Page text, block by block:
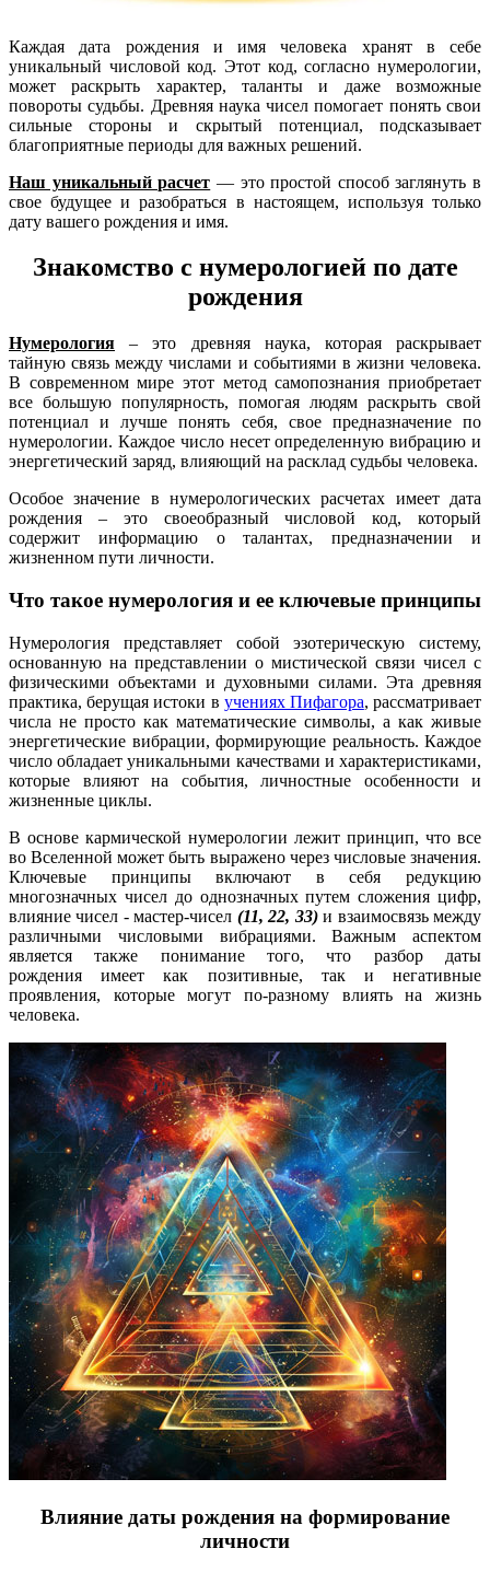
Каждая дата рождения и имя человека хранят в себе
уникальный числовой код. Этот код, согласно нумерологии,
может раскрыть характер, таланты и даже возможные
повороты судьбы. Древняя наука чисел помогает понять свои
сильные стороны и скрытый потенциал, подсказывает
благоприятные периоды для важных решений.
Наш уникальный расчет — это простой способ заглянуть в
свое будущее и разобраться в настоящем, используя только
дату вашего рождения и имя.
Знакомство с нумерологией по дате
рождения
Нумерология – это древняя наука, которая раскрывает
тайную связь между числами и событиями в жизни человека.
В современном мире этот метод самопознания приобретает
все большую популярность, помогая людям раскрыть свой
потенциал и лучше понять себя, свое предназначение по
нумерологии. Каждое число несет определенную вибрацию и
энергетический заряд, влияющий на расклад судьбы человека.
Особое значение в нумерологических расчетах имеет дата
рождения – это своеобразный числовой код, который
содержит информацию о талантах, предназначении и
жизненном пути личности.
Что такое нумерология и ее ключевые принципы
Нумерология представляет собой эзотерическую систему,
основанную на представлении о мистической связи чисел с
физическими объектами и духовными силами. Эта древняя
практика, берущая истоки в учениях Пифагора, рассматривает
числа не просто как математические символы, а как живые
энергетические вибрации, формирующие реальность. Каждое
число обладает уникальными качествами и характеристиками,
которые влияют на события, личностные особенности и
жизненные циклы.
В основе кармической нумерологии лежит принцип, что все
во Вселенной может быть выражено через числовые значения.
Ключевые принципы включают в себя редукцию
многозначных чисел до однозначных путем сложения цифр,
влияние чисел - мастер-чисел (11, 22, 33)и взаимосвязь между
различными числовыми вибрациями. Важным аспектом
является также понимание того, что разбор даты
рождения имеет как позитивные, так и негативные
проявления, которые могут по-разному влиять на жизнь
человека.
Влияние даты рождения на формирование
личности